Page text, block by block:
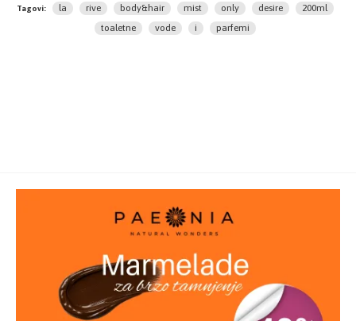
Tagovi: la rive body&hair mist only desire
200ml
toaletne
vode i parfemi